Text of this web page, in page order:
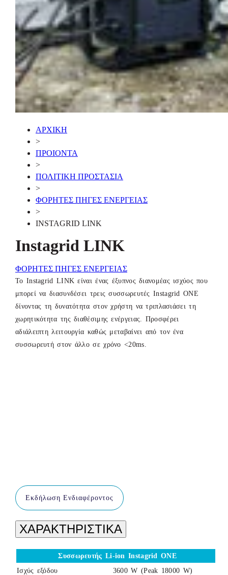
ΑΡΧΙΚΗ
>
ΠΡΟΙΟΝΤΑ
>
ΠΟΛΙΤΙΚΗ ΠΡΟΣΤΑΣΙΑ
>
ΦΟΡΗΤΕΣ ΠΗΓΕΣ ΕΝΕΡΓΕΙΑΣ
>
INSTAGRID LINK
Instagrid LINK
ΦΟΡΗΤΕΣ ΠΗΓΕΣ ΕΝΕΡΓΕΙΑΣ
Το Instagrid LINK είναι ένας έξυπνος διανομέας ισχύος που
μπορεί να διασυνδέσει τρεις συσσωρευτές Instagrid ONE
δίνοντας τη δυνατότητα στον χρήστη να τριπλασιάσει τη
χωρητικότητα της διαθέσιμης ενέργειας. Προσφέρει
αδιάλειπτη λειτουργία καθώς μεταβαίνει από τον ένα
συσσωρευτή στον άλλο σε χρόνο <20ms.
Εκδήλωση Ενδιαφέροντος
ΧΑΡΑΚΤΗΡΙΣΤΙΚΑ
Συσσωρευτής Li-ion Instagrid ONE
Ισχύς εξόδου
3600 W (Peak 18000 W)